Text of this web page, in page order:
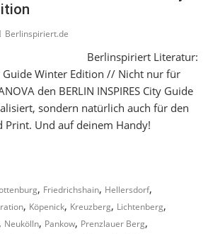
Berlinspiriert.de
Berlinspiriert Literatur:
Guide Winter Edition // Nicht nur für
den BERLIN INSPIRES City Guide
sondern natürlich auch für den
Print. Und auf deinem Handy!
, Friedrichshain, Hellersdorf,
, Köpenick, Kreuzberg, Lichtenberg,
, Neukölln, Pankow, Prenzlauer Berg,